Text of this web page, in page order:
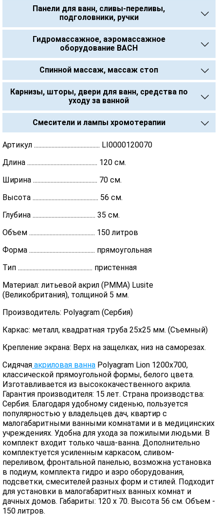
Панели для ванн, сливы-переливы,
подголовники, ручки
Гидромассажное, аэромассажное
оборудование BACH
Спинной массаж, массаж стоп
Карнизы, шторы, двери для ванн, средства по
уходу за ванной
Смесители и лампы хромотерапии
Артикул ............................................. LI0000120070
Длина ................................................ 120 см.
Ширина ............................................ 70 см.
Высота ............................................. 56 см.
Глубина ........................................... 35 см.
Объем ............................................. 150 литров
Форма ............................................. прямоугольная
Тип ................................................... пристенная
Материал: литьевой акрил (PMMA) Lusite
(Великобритания), толщиной 5 мм.
Производитель: Polyagram (Сербия)
Каркас: металл, квадратная труба 25х25 мм. (Съемный)
Крепление экрана: Верх на защелках, низ на саморезах.
Сидячая акриловая ванна Polyagram Lion 1200х700,
классической прямоугольной формы, белого цвета.
Изготавливается из высококачественного акрила.
Гарантия производителя: 15 лет. Страна производства:
Сербия. Благодаря удобному сиденью, пользуется
популярностью у владельцев дач, квартир с
малогабаритными ванными комнатами и в медицинских
учреждениях. Удобна для ухода за пожилыми людьми. В
комплект входит только чаша-ванна. Дополнительно
комплектуется усиленным каркасом, сливом-
переливом, фронтальной панелью, возможна установка
в подиум, комплекта гидро и аэро оборудования,
подсветки, смесителей разных форм и стилей. Подходит
для установки в малогабаритных ванных комнат и
дачных домов. Габариты: 120 x 70. Высота 56 см. Объем -
150 литров.